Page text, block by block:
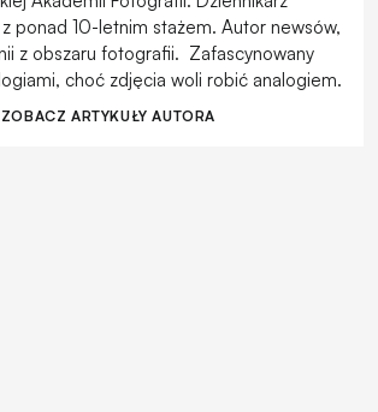
ponad 10-letnim stażem. Autor newsów,
z obszaru fotografii. Zafascynowany
choć zdjęcia woli robić analogiem.
ZOBACZ ARTYKUŁY AUTORA